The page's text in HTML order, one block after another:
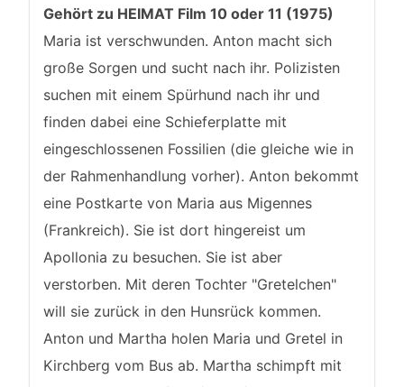
Gehört zu HEIMAT Film 10 oder 11 (1975)
Maria ist verschwunden. Anton macht sich
große Sorgen und sucht nach ihr. Polizisten
suchen mit einem Spürhund nach ihr und
finden dabei eine Schieferplatte mit
eingeschlossenen Fossilien (die gleiche wie in
der Rahmenhandlung vorher). Anton bekommt
eine Postkarte von Maria aus Migennes
(Frankreich). Sie ist dort hingereist um
Apollonia zu besuchen. Sie ist aber
verstorben. Mit deren Tochter "Gretelchen"
will sie zurück in den Hunsrück kommen.
Anton und Martha holen Maria und Gretel in
Kirchberg vom Bus ab. Martha schimpft mit